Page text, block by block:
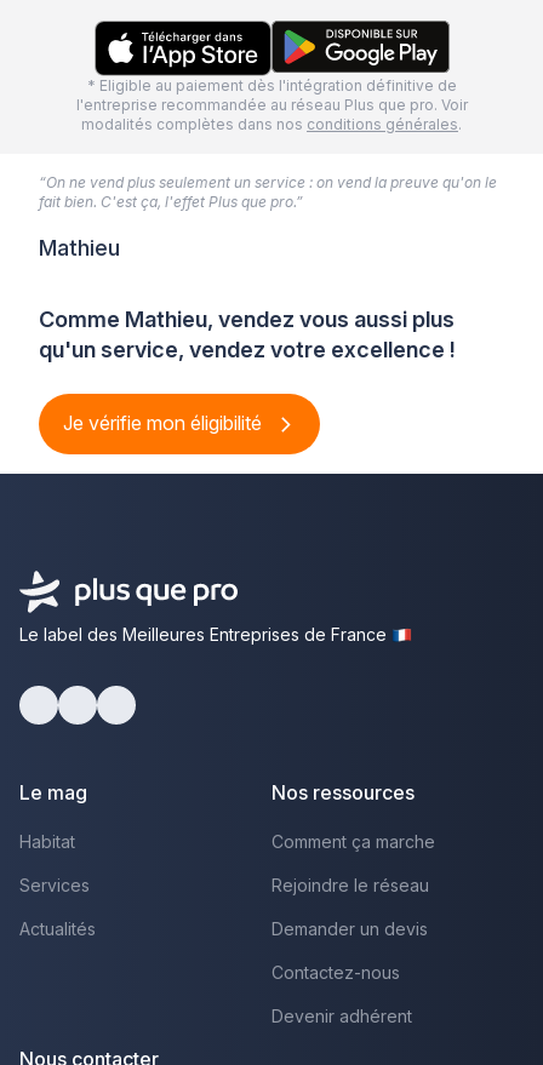
* Eligible au paiement dès l'intégration définitive de
l'entreprise recommandée au réseau Plus que pro. Voir
modalités complètes dans nos conditions générales.
Comme Mathieu, vendez vous aussi plus
qu'un service, vendez votre excellence !
Je vérifie mon éligibilité
“On ne vend plus seulement un service : on vend la preuve qu'on le
fait bien. C'est ça, l'effet Plus que pro.”
Mathieu
Le label des Meilleures Entreprises de France
Le mag
Habitat
Services
Actualités
Nos ressources
Comment ça marche
Rejoindre le réseau
Demander un devis
Contactez-nous
Devenir adhérent
Nous contacter